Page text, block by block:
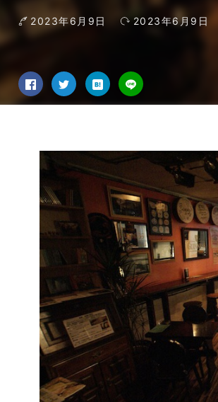
2023年6月9日 2023年6月9日